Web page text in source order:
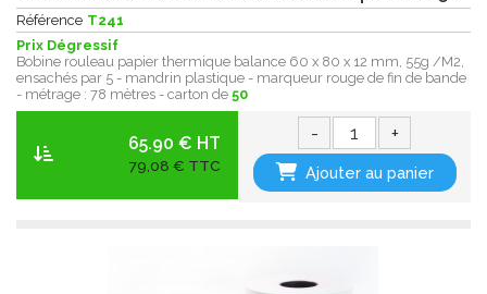
Référence T241
Prix Dégressif
Bobine rouleau papier thermique balance 60 x 80 x 12 mm, 55g /M2,
ensachés par 5 - mandrin plastique - marqueur rouge de fin de bande
- métrage : 78 mètres - carton de 50
65.90 € HT
79,08 € TTC
- +
Ajouter au panier